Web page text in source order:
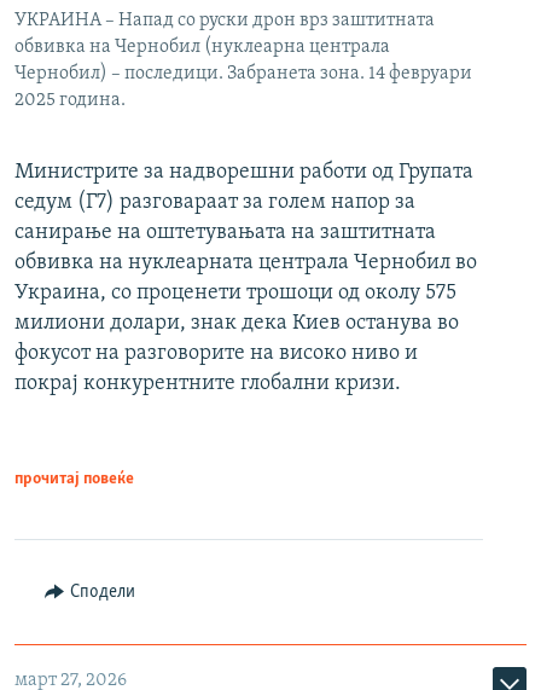
УКРАИНА – Напад со руски дрон врз заштитната
обвивка на Чернобил (нуклеарна централа
Чернобил) – последици. Забранета зона. 14 февруари
2025 година.
Министрите за надворешни работи од Групата
седум (Г7) разговараат за голем напор за
санирање на оштетувањата на заштитната
обвивка на нуклеарната централа Чернобил во
Украина, со проценети трошоци од околу 575
милиони долари, знак дека Киев останува во
фокусот на разговорите на високо ниво и
покрај конкурентните глобални кризи.
прочитај повеќе
Сподели
март 27, 2026